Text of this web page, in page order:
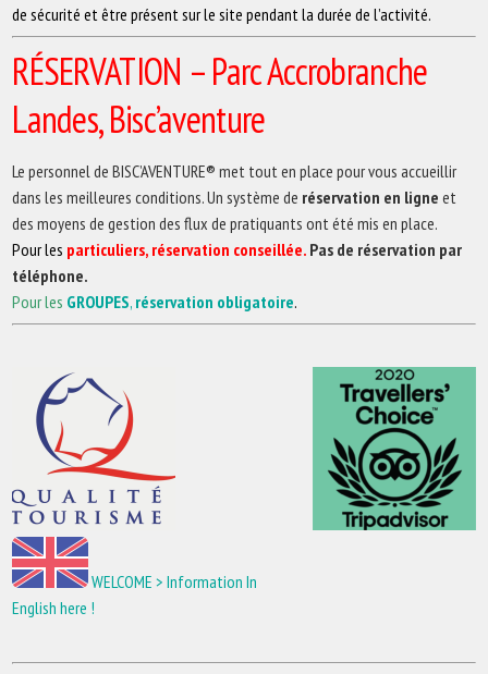
de sécurité et être présent sur le site pendant la durée de l’activité.
RÉSERVATION – Parc Accrobranche
Landes, Bisc’aventure
Le personnel de BISC’AVENTURE® met tout en place pour vous accueillir
dans les meilleures conditions. Un système de réservation en ligne et
des moyens de gestion desflux de pratiquants ont été mis en place.
Pour les particuliers, réservation conseillée. Pas de réservation par
téléphone.
Pour les GROUPES, réservation obligatoire.
WELCOME > Information In
English here !